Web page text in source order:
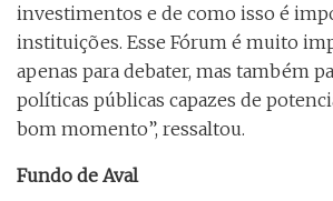
investimentos e de como isso é
instituições. Esse Fórum é muito
apenas para debater, mas também
políticas públicas capazes de
bom momento”, ressaltou.
Fundo de Aval